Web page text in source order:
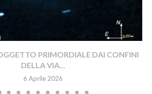
PRIMORDIALE DAI CONFINI
DELLA VIA...
6 Aprile 2026